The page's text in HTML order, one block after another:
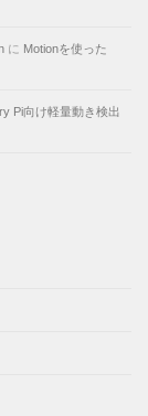
に Motionを使った
Pi向け軽量動き検出